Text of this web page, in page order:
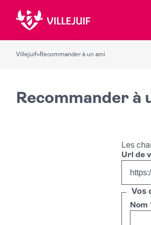
Villejuif»Recommander à un ami
Recommander à
Les
Url de
Vos
Nom